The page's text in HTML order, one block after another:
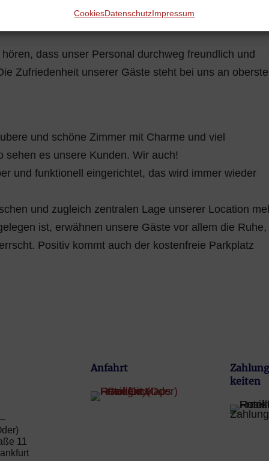
CookiesDatenschutzImpressum
bekommen Sie auch Mittag- und Abendessen.
dass unser Personal durchweg freundlich und
Zufriedenheit unserer Gäste steht bei uns an
und schöne Zimmer mit Charme und viel
sehen es unsere Kunden. Wir auch!
und funktionell eingerichtet, das wird immer wieder
und zugleich zentralen Lage unserer Location
ist, erwähnen unsere Gäste vor allem die Ruhe,
Positiv kommt auch der kostenfreie Parkplatz
11
Anfahrt
keiten